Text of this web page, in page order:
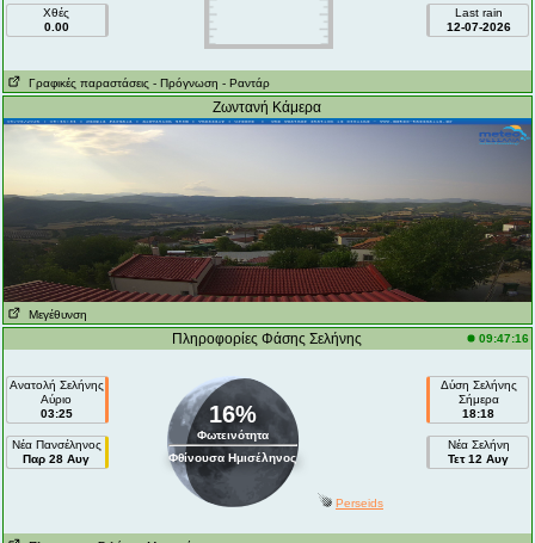
Χθές
0.00
Last rain
12-07-2026
Γραφικές παραστάσεις - Πρόγνωση - Ραντάρ
Ζωντανή Κάμερα
Μεγέθυνση
Πληροφορίες Φάσης Σελήνης 09:47:16
Ανατολή Σελήνης
Αύριο
03:25
Νέα Πανσέληνος
Παρ 28 Αυγ
16%
Φωτεινότητα
Φθίνουσα Ημισέληνος
Δύση Σελήνης
Σήμερα
18:18
Νέα Σελήνη
Τετ 12 Αυγ
Perseids